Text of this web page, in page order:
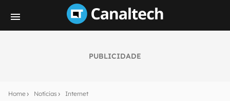
PUBLICIDADE
Home Notícias Internet
notícias e reviews sobre tecnologia em primeira